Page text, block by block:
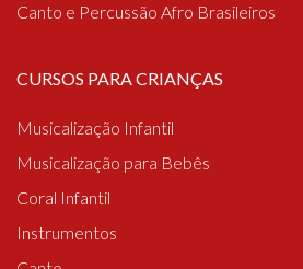
Canto e Percussão Afro Brasileiros
CURSOS PARA CRIANÇAS
Musicalização Infantil
Musicalização para Bebês
Coral Infantil
Instrumentos